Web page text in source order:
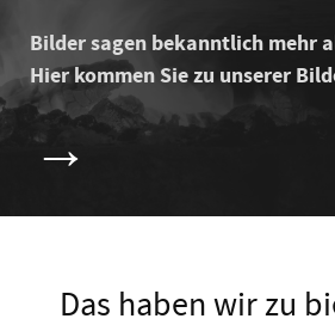
Bilder sagen bekanntlich mehr
Hier kommen Sie zu unserer
→
Das haben wir zu